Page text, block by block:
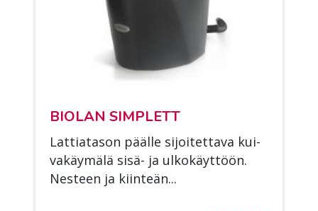
BIO­LAN SIMPLETT
Lat­tia­ta­son pääl­le si­joi­tet­ta­va kui­
va­käy­mä­lä sisä- ja ul­ko­käyt­töön.
Nes­teen ja kiin­teän...